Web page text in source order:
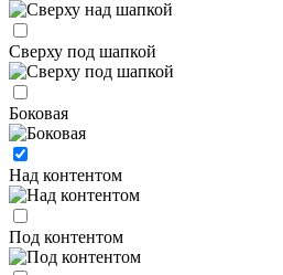
Сверху под шапкой
Боковая
Над контентом
Под контентом